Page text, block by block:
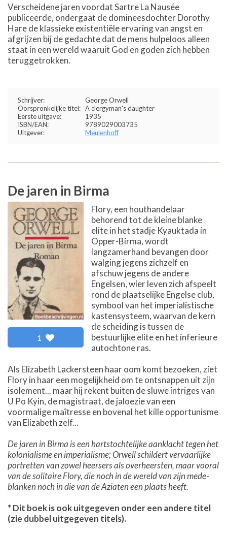
Verscheidene jaren voordat Sartre La Nausée
publiceerde, ondergaat de domineesdochter Dorothy
Hare de klassieke existentiële ervaring van angst en
afgrijzen bij de gedachte dat de mens hulpeloos alleen
staat in een wereld waaruit God en goden zich hebben
teruggetrokken.
Schrijver:
George Orwell
Oorspronkelijke titel: A clergyman's daughter
Eerste uitgave:
1935
ISBN/EAN:
9789029003735
Uitgever:
Meulenhoff
De jaren in Birma
1
Flory, een houthandelaar
behorend tot de kleine blanke
elite in het stadje Kyauktada in
Opper-Birma, wordt
langzamerhand bevangen door
walging jegens zichzelf en
afschuw jegens de andere
Engelsen, wier leven zich afspeelt
rond de plaatselijke Engelse club,
symbool van het imperialistische
kastensysteem, waarvan de kern
de scheiding is tussen de
bestuurlijke elite en het inferieure
autochtone ras.
Als Elizabeth Lackersteen haar oom komt bezoeken, ziet
Flory in haar een mogelijkheid om te ontsnappen uit zijn
isolement... maar hij rekent buiten de sluwe intriges van
U Po Kyin, de magistraat, de jaloezie van een
voormalige maîtresse en bovenal het kille opportunisme
van Elizabeth zelf...
De jaren in Birma is een hartstochtelijke aanklacht tegen het
kolonialisme en imperialisme; Orwell schildert vervaarlijke
portretten van zowel heersers als overheersten, maar vooral
van de solitaire Flory, die noch in de wereld van zijn mede-
blanken noch in die van de Aziaten een plaats heeft.
* Dit boek is ook uitgegeven onder een andere titel
(zie dubbel uitgegeven titels).